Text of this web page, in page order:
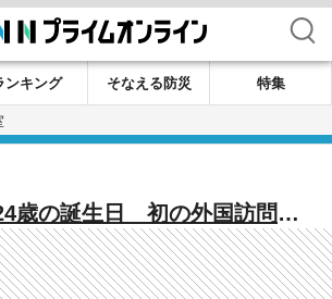
検索
ンキング そなえる防災
特集
歳の誕生日 初の外国訪問や
猫「美海」迎え公私ともに充